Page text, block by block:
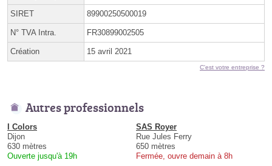
SIRET 89900250500019
N° TVA Intra. FR30899002505
Création 15 avril 2021
C'est votre entreprise ?
Autres professionnels
I Colors
Dijon
630 mètres
Ouverte jusqu'à 19h
SAS Royer
Rue Jules Ferry
650 mètres
Fermée, ouvre demain à 8h